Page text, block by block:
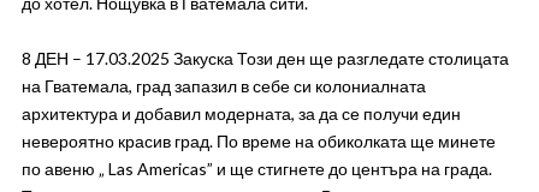
8 ДЕН – 17.03.2025 Закуска Този ден ще разгледате столицата
на Гватемала, град запазил в себе си колониалната
архитектура и добавил модерната, за да се получи един
невероятно красив град. По време на обиколката ще минете
по авеню „ Las Americas” и ще стигнете до центъра на града.